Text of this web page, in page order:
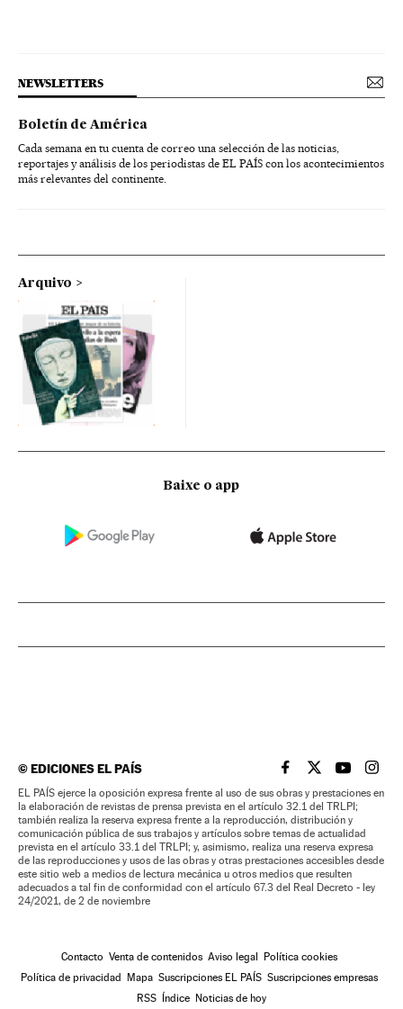
NEWSLETTERS
Boletín de América
Cada semana en tu cuenta de correo una selección de las noticias,
reportajes y análisis de los periodistas de EL PAÍS con los acontecimientos
más relevantes del continente.
Arquivo
Baixe o app
©EDICIONES EL PAÍS EL PAÍS BRASIL EN
EL PAÍSEL PAÍS
EL
EL PAÍS ejerce la oposición expresa frente al uso de sus obras y prestaciones en
la elaboración de revistas de prensa prevista en el artículo 32.1 del TRLPI;
también realiza la reserva expresa frente a la reproducción, distribución y
comunicación pública de sus trabajos y artículos sobre temas de actualidad
prevista en el artículo 33.1 del TRLPI; y, asimismo, realiza una reserva expresa
de las reproducciones y usos de las obras y otras prestaciones accesibles desde
este sitio web a medios de lectura mecánica u otros medios que resulten
adecuados a tal fin de conformidad con el artículo 67.3 del Real Decreto - ley
24/2021, de 2 de noviembre
Contacto Venta de contenidos Aviso legal Política cookies
Política de privacidad Mapa Suscripciones EL PAÍS Suscripciones empresas
RSS Índice Noticias de hoy